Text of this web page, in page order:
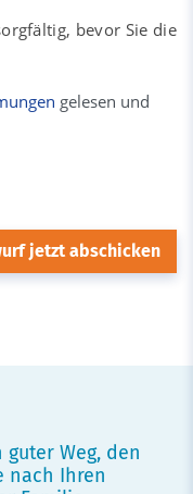
bevor Sie die
gelesen und
Weg, den
nach Ihren